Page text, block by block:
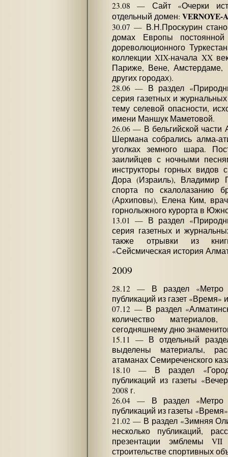
23.08 — Сайт «Очерки
отдельный домен: VERNOYE-
30.07 — В.Н.Проскурин
домах Европы постоянной
дореволюционного
коллекции XIX-начала XX
Париже, Вене,
других городах).
28.06 — В раздел
серия газетных и
тему селевой опасности,
имени Маншук Маметовой.
26.06 — В бельгийской
Шермана собрались алма-
уголках земного шара.
заилийцев с ночными
инструкторы горных
Дора (Израиль), Владимир
спорта по скалолазанию
(Архиповы), Елена Ким,
горнолыжного курорта в
13.01 — В раздел
серия газетных и
также отрывки из
«Сейсмическая история
2009
28.12 — В раздел «Метро
публикаций из газет «Время»
07.12 — В раздел
количество
сегодняшнему дню
15.11 — В отдельный
выделены материалы,
атаманах Семиреченского
18.10 — В раздел
публикаций из газеты
2008 г.
26.04 — В раздел «Метро
публикаций из газеты «Время»
21.02 — В раздел «Зимняя
несколько публикаций,
презентации эмблемы
строительстве спортивных